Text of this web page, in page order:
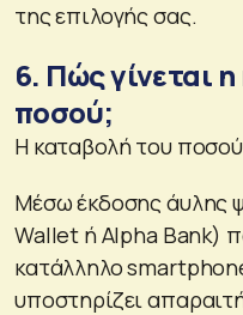
της επιλογής σας.
6. Πώς γίνεται
ποσού;
H καταβολή του
Μέσω έκδοσης άυλης
Wallet ή Alpha Bank)
κατάλληλο
υποστηρίζει